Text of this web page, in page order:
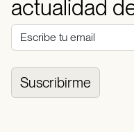
actualidad
Suscribirme